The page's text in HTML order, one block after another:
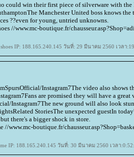
could win their first piece of silverware with the
Manchester United boss knows the
??even for young, untried unknowns.
//www.mc-boutique.fr/
IP: 188.165.240.145 วันที่: 29 มีนาคม 2560 เวลา
Instagram7The video also shows
are promised they will have a great
Instagram7The new ground will also look
StoriesThe unexpected guestIn
there's a bigger shock in store.
//www.mc-boutique.fr/
IP: 188.165.240.145 วันที่: 30 มีนาคม 2560 เวลา